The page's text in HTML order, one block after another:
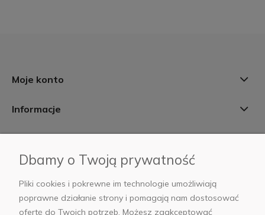
Moje konto
Informacje
AB Foto
Dbamy o Twoją prywatność
Pliki cookies i pokrewne im technologie umożliwiają
poprawne działanie strony i pomagają nam dostosować
ofertę do Twoich potrzeb. Możesz zaakceptować